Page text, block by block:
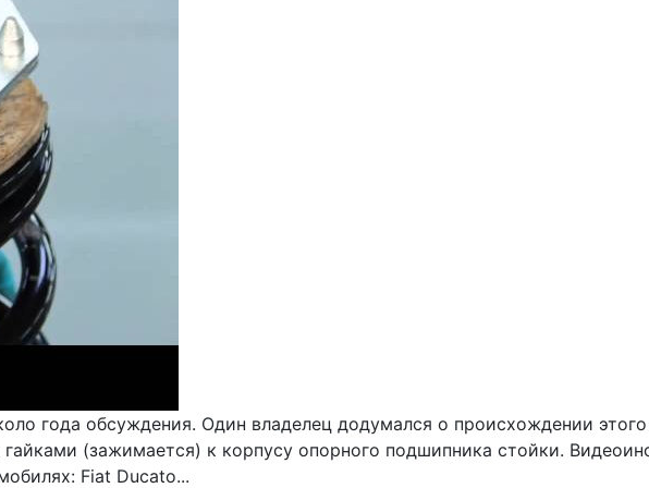
года обсуждения. Один владелец додумался о происхождении этого
(зажимается) к корпусу опорного подшипника стойки.
Fiat Ducato...